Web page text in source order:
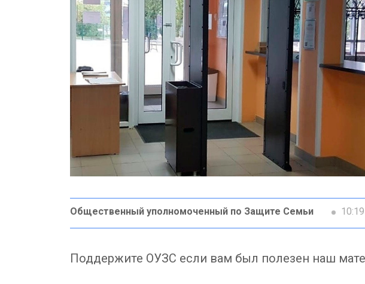
Общественный уполномоченный по Защите Семьи
Поддержите ОУЗС если вам был полезен наш